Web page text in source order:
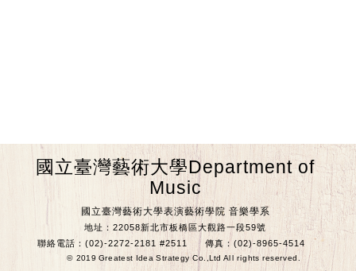
國立臺灣藝術大學Department of
Music
國立臺灣藝術大學表演藝術學院 音樂學系
地址：22058新北市板橋區大觀路一段59號
聯絡電話：(02)-2272-2181 #2511
傳真：(02)-8965-4514
© 2019 Greatest Idea Strategy Co.,Ltd All rights reserved.